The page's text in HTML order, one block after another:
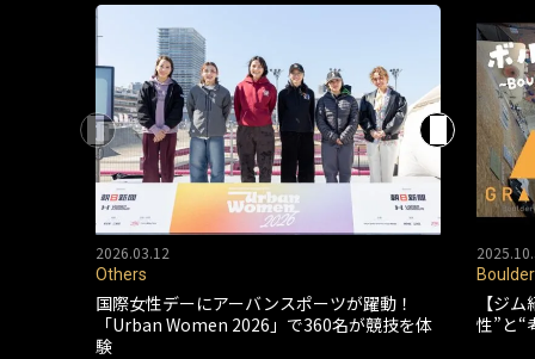
2026.03.12
Others
国際女性デーにアーバンスポーツが躍動！
「Urban Women 2026」で360名が競技を体
験
【ジ
性”と“